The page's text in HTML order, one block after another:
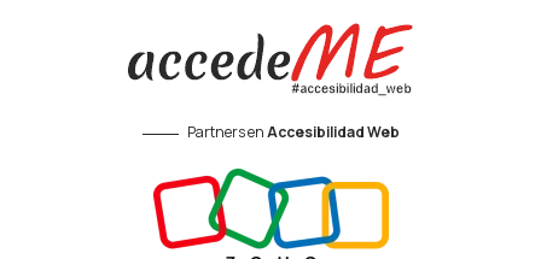
Partners enAccesibilidad Web